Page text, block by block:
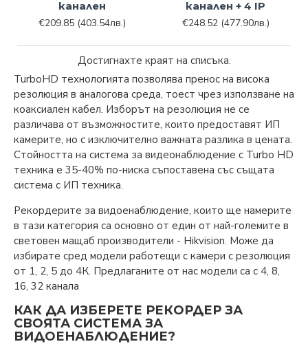
TurboHD технологията позволява пренос на висока
резолюция в аналогова среда, тоест чрез използване на
коаксиален кабел. Изборът на резолюция не се
различава от възможностите, които предоставят ИП
камерите, но с изключително важната разлика в цената.
Стойността на система за видеонаблюдение с Turbo HD
техника е 35-40% по-ниска съпоставена със същата
система с ИП техника.
Рекордерите за видоенаблюдение, които ще намерите
в тази категория са основно от един от най-големите в
световен мащаб производители - Hikvision. Може да
избирате сред модели работещи с камери с резолюция
от 1, 2, 5 до 4К. Предлаганите от нас модели са с 4, 8,
16, 32 канала
КАК ДА ИЗБЕРЕТЕ РЕКОРДЕР ЗА
СВОЯТА СИСТЕМА ЗА
ВИДОЕНАБЛЮДЕНИЕ?
канален
€209.85 (403.54лв.)
канален + 4 IP
€248.52 (477.90лв.)
Достигнахте краят на списъка.